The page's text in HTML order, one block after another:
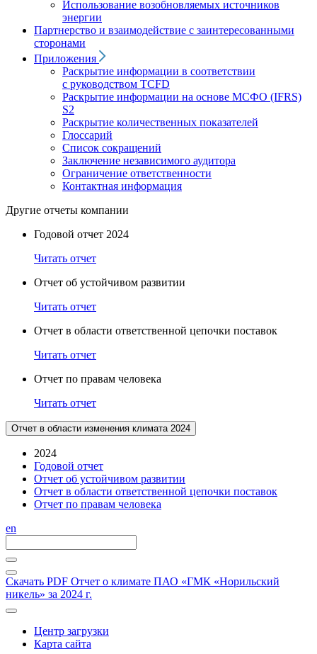
Использование возобновляемых источников
энергии
Партнерство и взаимодействие с заинтересованными
сторонами
Приложения
Раскрытие информации в соответствии
с руководством TCFD
Раскрытие информации на основе МСФО (IFRS)
S2
Раскрытие количественных показателей
Глоссарий
Список сокращений
Заключение независимого аудитора
Ограничение ответственности
Контактная информация
Другие отчеты компании
Годовой отчет 2024
Читать отчет
Отчет об устойчивом развитии
Читать отчет
Отчет в области ответственной цепочки поставок
Читать отчет
Отчет по правам человека
Читать отчет
Отчет в области изменения климата 2024
2024
Годовой отчет
Отчет об устойчивом развитии
Отчет в области ответственной цепочки поставок
Отчет по правам человека
en
Скачать PDF Отчет о климате ПАО «ГМК «Норильский
никель» за 2024 г.
Центр загрузки
Карта сайта